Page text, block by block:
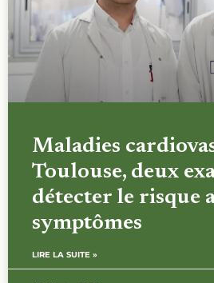
Maladies
Toulouse, deux
détecter le risque
symptômes
LIRE LA SUITE »